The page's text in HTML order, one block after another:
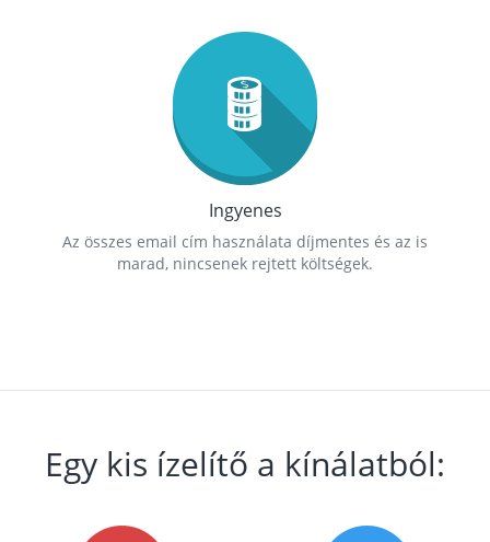
Ingyenes
Az összes email cím használata díjmentes és az is
marad, nincsenek rejtett költségek.
Egy kis ízelítő a kínálatból: